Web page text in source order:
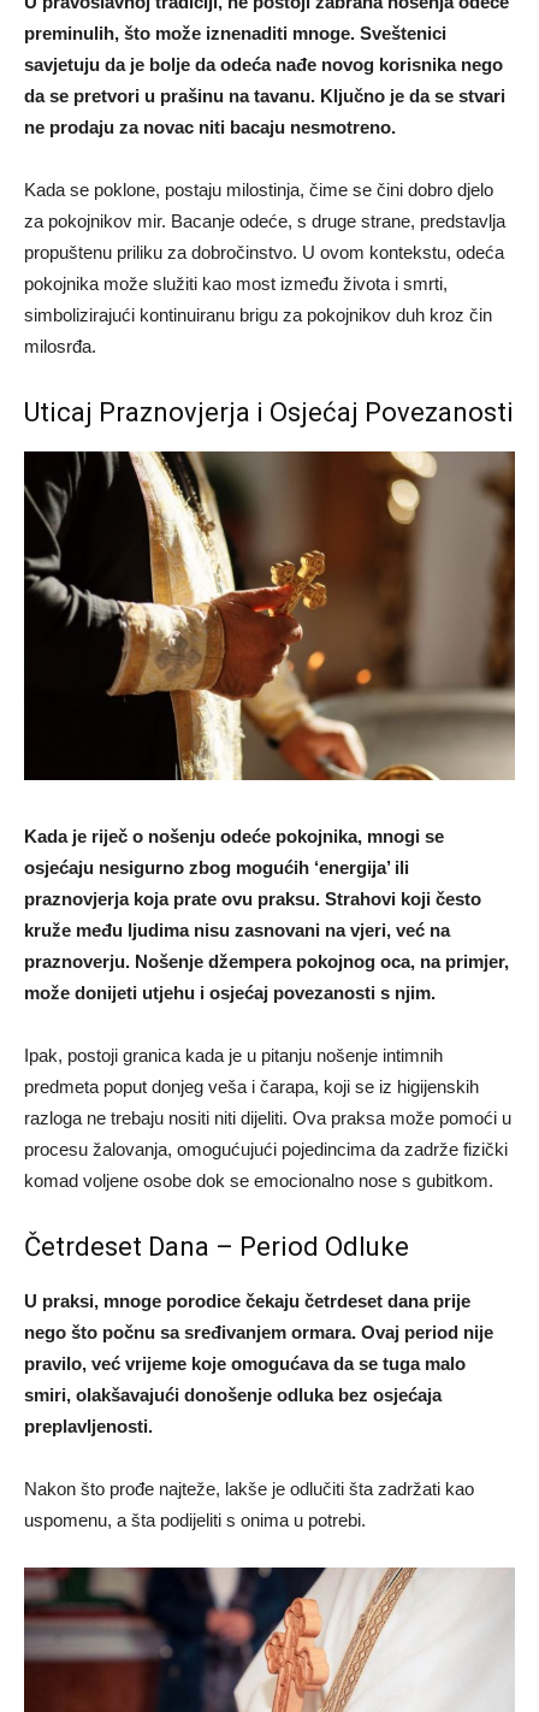
preminulih, što može iznenaditi mnoge. Sveštenici
savjetuju da je bolje da odeća nađe novog korisnika nego
da se pretvori u prašinu na tavanu. Ključno je da se stvari
ne prodaju za novac niti bacaju nesmotreno.
Kada se poklone, postaju milostinja, čime se čini dobro djelo
za pokojnikov mir. Bacanje odeće, s druge strane, predstavlja
propuštenu priliku za dobročinstvo. U ovom kontekstu, odeća
pokojnika može služiti kao most između života i smrti,
simbolizirajući kontinuiranu brigu za pokojnikov duh kroz čin
milosrđa.
Uticaj Praznovjerja i Osjećaj Povezanosti
Kada je riječ o nošenju odeće pokojnika, mnogi se
osjećaju nesigurno zbog mogućih ‘energija’ ili
praznovjerja koja prate ovu praksu. Strahovi koji često
kruže među ljudima nisu zasnovani na vjeri, već na
praznoverju. Nošenje džempera pokojnog oca, na primjer,
može donijeti utjehu i osjećaj povezanosti s njim.
Ipak, postoji granica kada je u pitanju nošenje intimnih
predmeta poput donjeg veša i čarapa, koji se iz higijenskih
razloga ne trebaju nositi niti dijeliti. Ova praksa može pomoći u
procesu žalovanja, omogućujući pojedincima da zadrže fizički
komad voljene osobe dok se emocionalno nose s gubitkom.
Četrdeset Dana – Period Odluke
U praksi, mnoge porodice čekaju četrdeset dana prije
nego što počnu sa sređivanjem ormara. Ovaj period nije
pravilo, već vrijeme koje omogućava da se tuga malo
smiri, olakšavajući donošenje odluka bez osjećaja
preplavljenosti.
Nakon što prođe najteže, lakše je odlučiti šta zadržati kao
uspomenu, a šta podijeliti s onima u potrebi.